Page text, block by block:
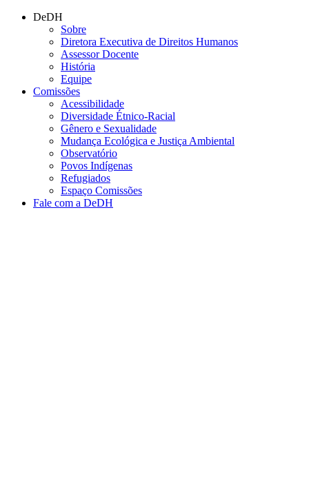
Conteúdo principal
DeDH
Sobre
Diretora Executiva de Direitos Humanos
Assessor Docente
História
Equipe
Comissões
Acessibilidade
Diversidade Étnico-Racial
Gênero e Sexualidade
Mudança Ecológica e Justiça Ambiental
Observatório
Povos Indígenas
Refugiados
Espaço Comissões
Fale com a DeDH